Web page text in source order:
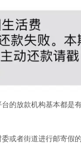
的放款机构基本都是
或者街道进行邮寄假